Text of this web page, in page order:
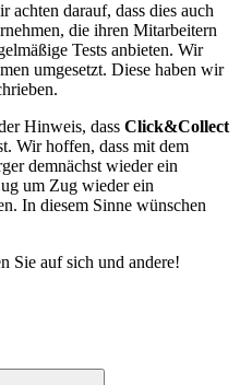
darauf, dass dies auch
die ihren Mitarbeitern
Tests anbieten. Wir
umgesetzt. Diese haben wir
Hinweis, dass Click&Collect
Wir hoffen, dass mit dem
demnächst wieder ein
um Zug wieder ein
In diesem Sinne wünschen
Sie auf sich und andere!